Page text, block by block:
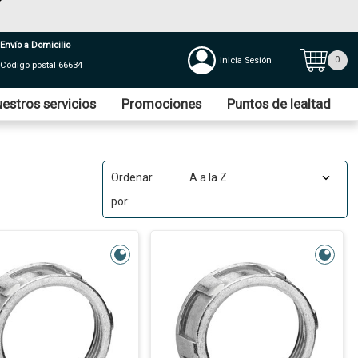
servicios Promociones Puntos de lealtad
Envío a Domicilio
Código postal 66634
Inicia Sesión 0
Ordenar
por: